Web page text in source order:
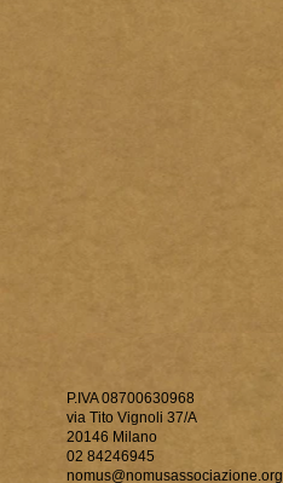
P.IVA 08700630968
via Tito Vignoli 37/A
20146 Milano
02 84246945
nomus@nomusassociazione.org